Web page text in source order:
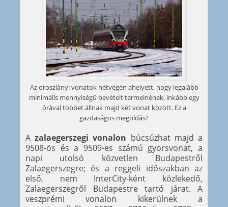
Az oroszlányi vonatok hétvégén ahelyett, hogy legalább
minimális mennyiségű bevételt termelnének, inkább egy
órával többet állnak majd két vonat között. Ez a
gazdaságos megoldás?
Azalaegerszegi vonalon búcsúzhat majd a
9508-ös és a 9509-es számú gyorsvonat, a
napi utolsó közvetlen Budapestről
Zalaegerszegre; és a reggeli időszakban az
első, nem InterCity-ként közlekedő,
Zalaegerszegről Budapestre tartó járat. A
veszprémi vonalon kikerülnek a